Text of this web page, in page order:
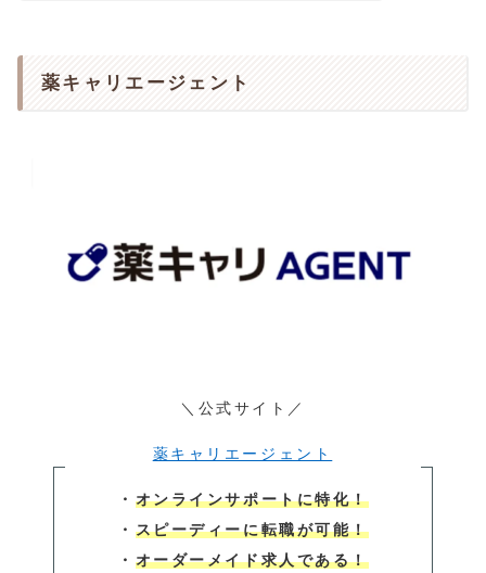
薬キャリエージェント
＼公式サイト／
薬キャリエージェント
・ オンラインサポートに特化！
・ スピーディーに転職が可能！
・ オーダーメイド求人である！